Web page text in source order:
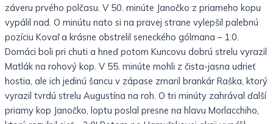
záveru prvého polčasu. V 50. minúte Janočko z priameho kopu
vypálil nad. O minútu nato si na pravej strane vylepšil palebnú
pozíciu Kovaľ a krásne obstrelil seneckého gólmana – 1:0.
Domáci boli pri chuti a hneď potom Kuncovu dobrú strelu vyrazil
Matlák na rohový kop. V 55. minúte mohli z čista-jasna udrieť
hostia, ale ich jedinú šancu v zápase zmaril brankár Raška, ktorý
vyrazil tvrdú strelu Augustína na roh. O tri minúty zahrával ďalší
priamy kop Janočko, loptu poslal presne na hlavu Morlacchiho,